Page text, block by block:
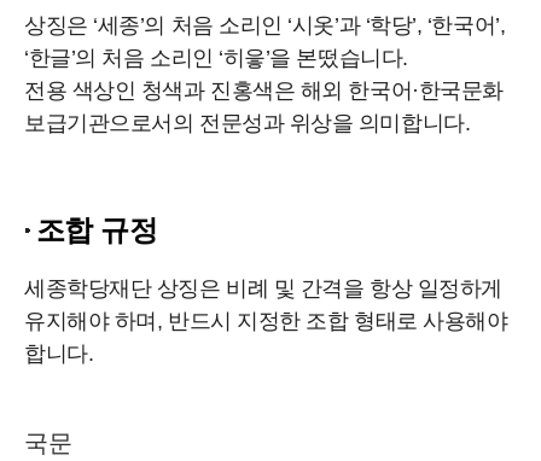
상징은 ‘세종’의 처음 소리인 ‘시옷’과 ‘학당’, ‘한국어’,
‘한글’의 처음 소리인 ‘히읗’을 본떴습니다.
전용 색상인 청색과 진홍색은 해외 한국어·한국문화
보급기관으로서의 전문성과 위상을 의미합니다.
조합 규정
세종학당재단 상징은 비례 및 간격을 항상 일정하게
유지해야 하며, 반드시 지정한 조합 형태로 사용해야
합니다.
국문